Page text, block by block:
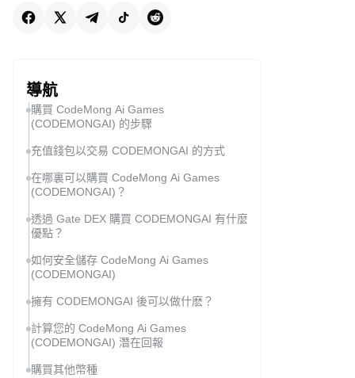
導航
購買 CodeMong Ai Games
(CODEMONGAI) 的步驟
充值錢包以交易 CODEMONGAI 的方式
在哪裏可以購買 CodeMong Ai Games
(CODEMONGAI)？
透過 Gate DEX 購買 CODEMONGAI 有什麼
優點？
如何安全儲存 CodeMong Ai Games
(CODEMONGAI)
擁有 CODEMONGAI 後可以做什麽？
計算您的 CodeMong Ai Games
(CODEMONGAI) 潛在回報
購買其他幣種